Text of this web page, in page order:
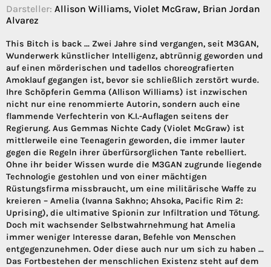
Darsteller: Allison Williams, Violet McGraw, Brian Jordan
Alvarez
This Bitch is back … Zwei Jahre sind vergangen, seit M3GAN,
Wunderwerk künstlicher Intelligenz, abtrünnig geworden und
auf einen mörderischen und tadellos choreografierten
Amoklauf gegangen ist, bevor sie schließlich zerstört wurde.
Ihre Schöpferin Gemma (Allison Williams) ist inzwischen
nicht nur eine renommierte Autorin, sondern auch eine
flammende Verfechterin von K.I.-Auflagen seitens der
Regierung. Aus Gemmas Nichte Cady (Violet McGraw) ist
mittlerweile eine Teenagerin geworden, die immer lauter
gegen die Regeln ihrer überfürsorglichen Tante rebelliert.
Ohne ihr beider Wissen wurde die M3GAN zugrunde liegende
Technologie gestohlen und von einer mächtigen
Rüstungsfirma missbraucht, um eine militärische Waffe zu
kreieren – Amelia (Ivanna Sakhno; Ahsoka, Pacific Rim 2:
Uprising), die ultimative Spionin zur Infiltration und Tötung.
Doch mit wachsender Selbstwahrnehmung hat Amelia
immer weniger Interesse daran, Befehle von Menschen
entgegenzunehmen. Oder diese auch nur um sich zu haben ...
Das Fortbestehen der menschlichen Existenz steht auf dem